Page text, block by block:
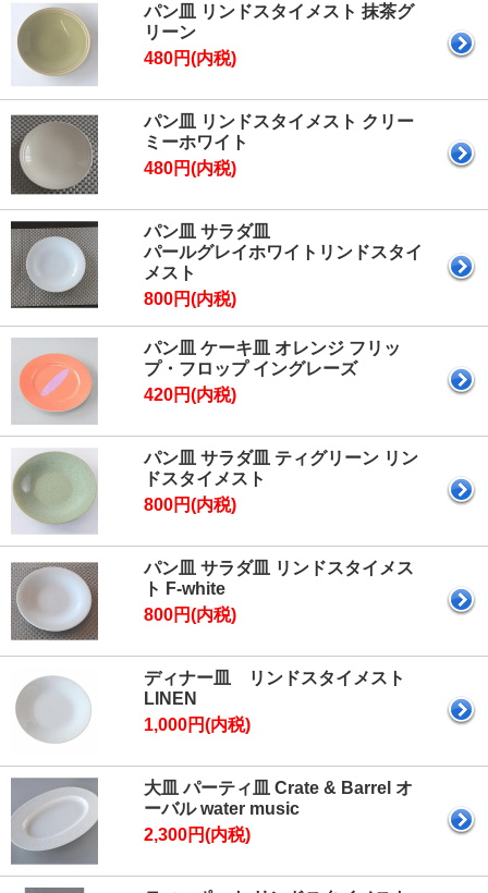
パン皿 リンドスタイメスト 抹茶グ
リーン
480円(内税)
パン皿 リンドスタイメスト クリー
ミーホワイト
480円(内税)
パン皿 サラダ皿
パールグレイホワイトリンドスタイ
メスト
800円(内税)
パン皿 ケーキ皿 オレンジ フリッ
プ・フロップ イングレーズ
420円(内税)
パン皿 サラダ皿 ティグリーン リン
ドスタイメスト
800円(内税)
パン皿 サラダ皿 リンドスタイメス
ト F-white
800円(内税)
ディナー皿 リンドスタイメスト
LINEN
1,000円(内税)
大皿 パーティ皿 Crate & Barrel オ
ーバル water music
2,300円(内税)